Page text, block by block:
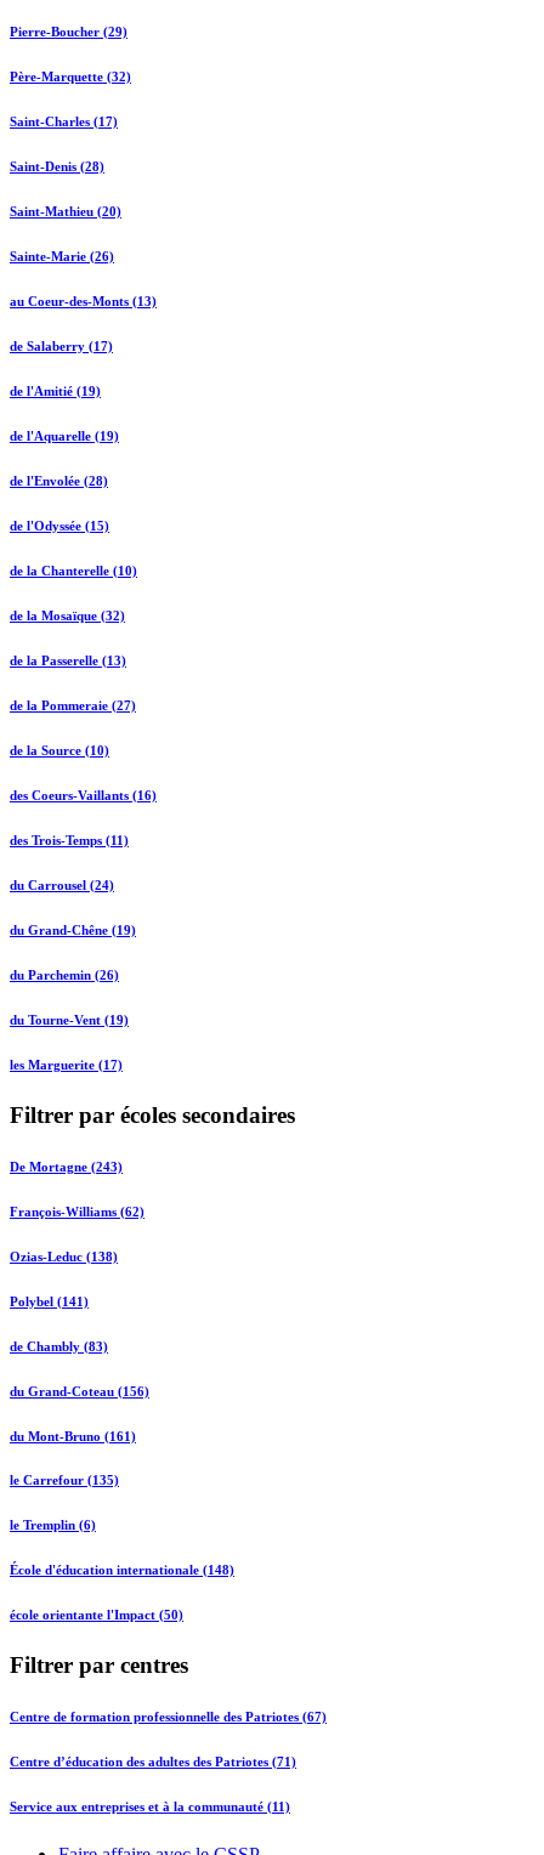
Pierre-Boucher (29)
Père-Marquette (32)
Saint-Charles (17)
Saint-Denis (28)
Saint-Mathieu (20)
Sainte-Marie (26)
au Coeur-des-Monts (13)
de Salaberry (17)
de l'Amitié (19)
de l'Aquarelle (19)
de l'Envolée (28)
de l'Odyssée (15)
de la Chanterelle (10)
de la Mosaïque (32)
de la Passerelle (13)
de la Pommeraie (27)
de la Source (10)
des Coeurs-Vaillants (16)
des Trois-Temps (11)
du Carrousel (24)
du Grand-Chêne (19)
du Parchemin (26)
du Tourne-Vent (19)
les Marguerite (17)
Filtrer par écoles secondaires
De Mortagne (243)
François-Williams (62)
Ozias-Leduc (138)
Polybel (141)
de Chambly (83)
du Grand-Coteau (156)
du Mont-Bruno (161)
le Carrefour (135)
le Tremplin (6)
École d'éducation internationale (148)
école orientante l'Impact (50)
Filtrer par centres
Centre de formation professionnelle des Patriotes (67)
Centre d’éducation des adultes des Patriotes (71)
Service aux entreprises et à la communauté (11)